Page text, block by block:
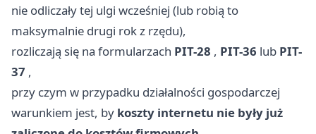
nie odliczały tej ulgi wcześniej (lub robią to
maksymalnie drugi rok z rzędu),
rozliczają się na formularzach PIT-28 , PIT-36 lub PIT-
37 ,
przy czym w przypadku działalności gospodarczej
warunkiem jest, by koszty internetu nie były już